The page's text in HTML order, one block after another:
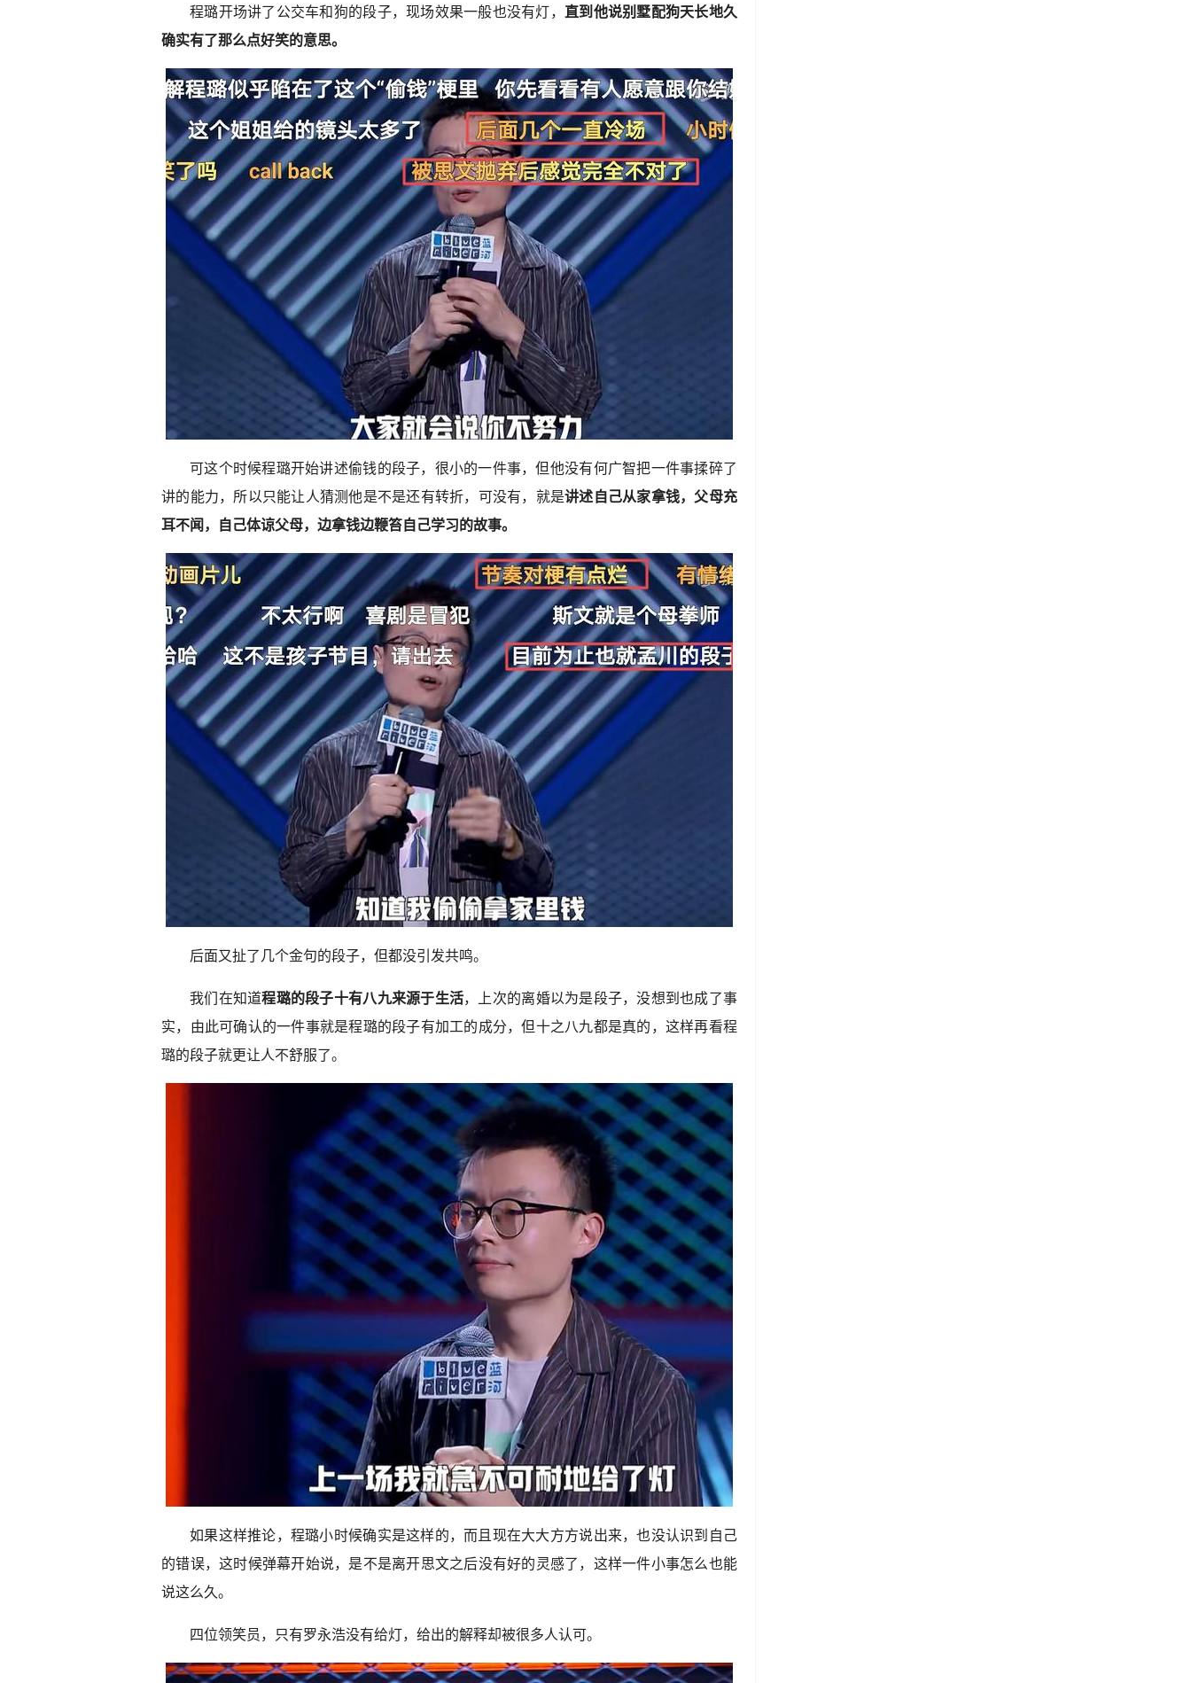
程璐开场讲了公交车和狗的段子，现场效果一般也没有灯，直到他说别墅配狗天长地久
确实有了那么点好笑的意思。
可这个时候程璐开始讲述偷钱的段子，很小的一件事，但他没有何广智把一件事揉碎了
讲的能力，所以只能让人猜测他是不是还有转折，可没有，就是讲述自己从家拿钱，父母充
耳不闻，自己体谅父母，边拿钱边鞭笞自己学习的故事。
后面又扯了几个金句的段子，但都没引发共鸣。
我们在知道程璐的段子十有八九来源于生活，上次的离婚以为是段子，没想到也成了事
实，由此可确认的一件事就是程璐的段子有加工的成分，但十之八九都是真的，这样再看程
璐的段子就更让人不舒服了。
如果这样推论，程璐小时候确实是这样的，而且现在大大方方说出来，也没认识到自己
的错误，这时候弹幕开始说，是不是离开思文之后没有好的灵感了，这样一件小事怎么也能
说这么久。
四位领笑员，只有罗永浩没有给灯，给出的解释却被很多人认可。